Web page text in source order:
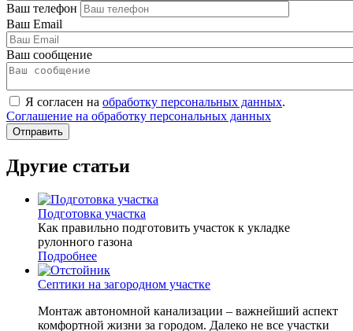
Ваш телефон
Ваш Email
Ваш сообщение
Я согласен на обработку персональных данных.
Соглашение на обработку персональных данных
Другие статьи
Подготовка участка
Как правильно подготовить участок к укладке
рулонного газона
Подробнее
Септики на загородном участке
Монтаж автономной канализации – важнейший аспект
комфортной жизни за городом. Далеко не все участки